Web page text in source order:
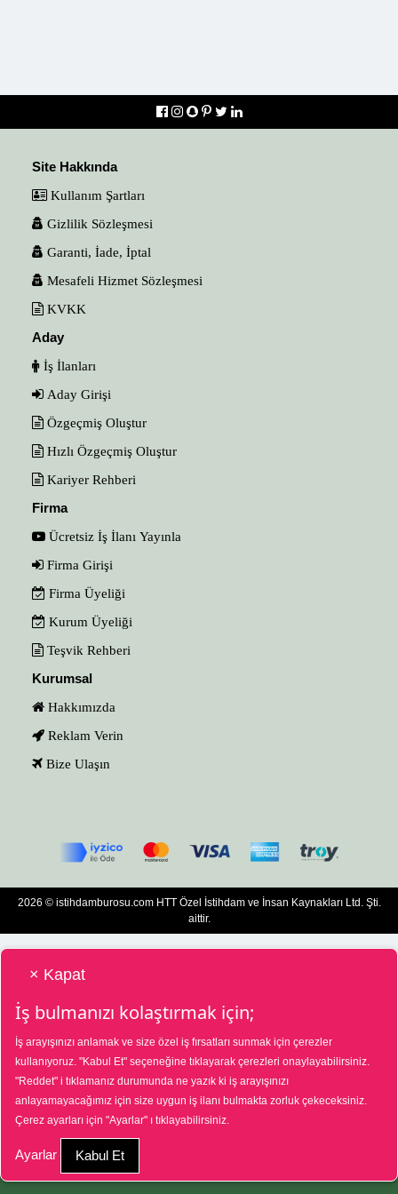
Site Hakkında
Kullanım Şartları
Gizlilik Sözleşmesi
Garanti, İade, İptal
Mesafeli Hizmet Sözleşmesi
KVKK
Aday
İş İlanları
Aday Girişi
Özgeçmiş Oluştur
Hızlı Özgeçmiş Oluştur
Kariyer Rehberi
Firma
Ücretsiz İş İlanı Yayınla
Firma Girişi
Firma Üyeliği
Kurum Üyeliği
Teşvik Rehberi
Kurumsal
Hakkımızda
Reklam Verin
Bize Ulaşın
2026 © istihdamburosu.com HTT Özel İstihdam ve İnsan Kaynakları Ltd. Şti.
aittir.
HTT Bilgisayar Eğitim Destek Özel İstihdam ve İnsan Kaynakları Hizmetleri Tic.
Ltd. Şti. Özel İstihdam Bürosu 01/08/2025 - 31/07/2028 tarihleri arasında
faaliyette bulunmak üzere, Türkiye İş Kurumu tarafından 01/07/2025 tarih ve
18573287 sayılı karar uyarınca 1390 nolu belge ile faaliyet göstermektedir. 4904
sayılı kanun uyarınca iş arayanlardan ücret alınmayacak ve menfaat temin
edilmeyecektir. Şikâyetleriniz için Türkiye İş Kurumu Ankara İl Müdürlüğü
Çankaya/Ankara adresine başvurabilirsiniz.
× Kapat
İş bulmanızı kolaştırmak için;
İş arayışınızı anlamak ve size özel iş fırsatları sunmak için çerezler
kullanıyoruz. "Kabul Et" seçeneğine tıklayarak çerezleri onaylayabilirsiniz.
"Reddet" i tıklamanız durumunda ne yazık ki iş arayışınızı
anlayamayacağımız için size uygun iş ilanı bulmakta zorluk çekeceksiniz.
Çerez ayarları için "Ayarlar" ı tıklayabilirsiniz.
Ayarlar Kabul Et